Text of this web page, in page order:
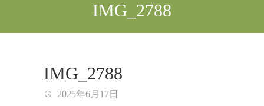
IMG_2788
IMG_2788
2025年6月17日